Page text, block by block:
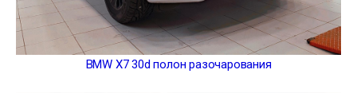
BMW X7 30d полон разочарования